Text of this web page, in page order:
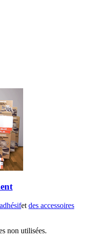
et des accessoires
non utilisées.